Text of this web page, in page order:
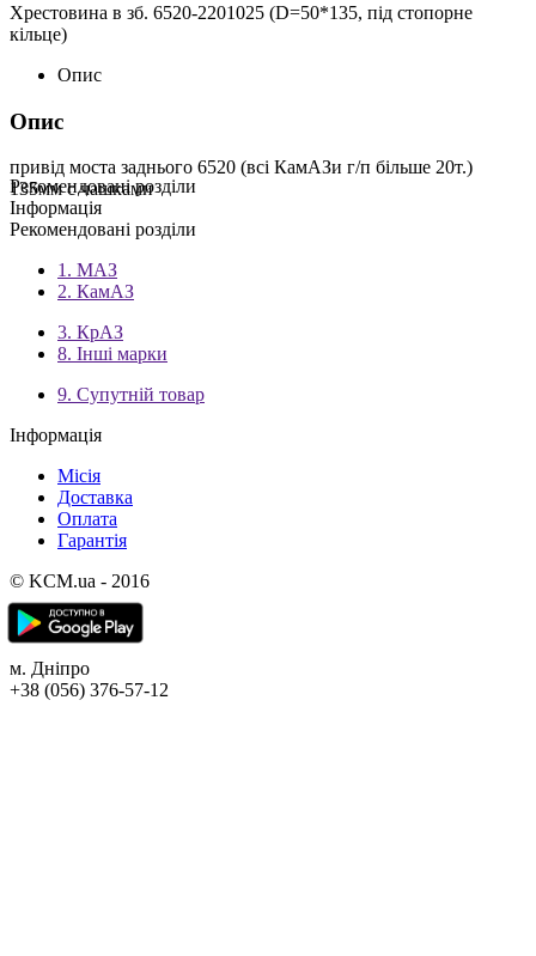
Хрестовина в зб. 6520-2201025 (D=50*135, під стопорне
кільце)
Опис
Опис
привід моста заднього 6520 (всі КамАЗи г/п більше 20т.)
135мм с чашками
Рекомендовані розділи
Інформація
Рекомендовані розділи
1. МАЗ
2. КамАЗ
3. КрАЗ
8. Інші марки
9. Супутній товар
Інформація
Місія
Доставка
Оплата
Гарантія
© KCM.ua - 2016
м. Дніпро
+38 (056) 376-57-12